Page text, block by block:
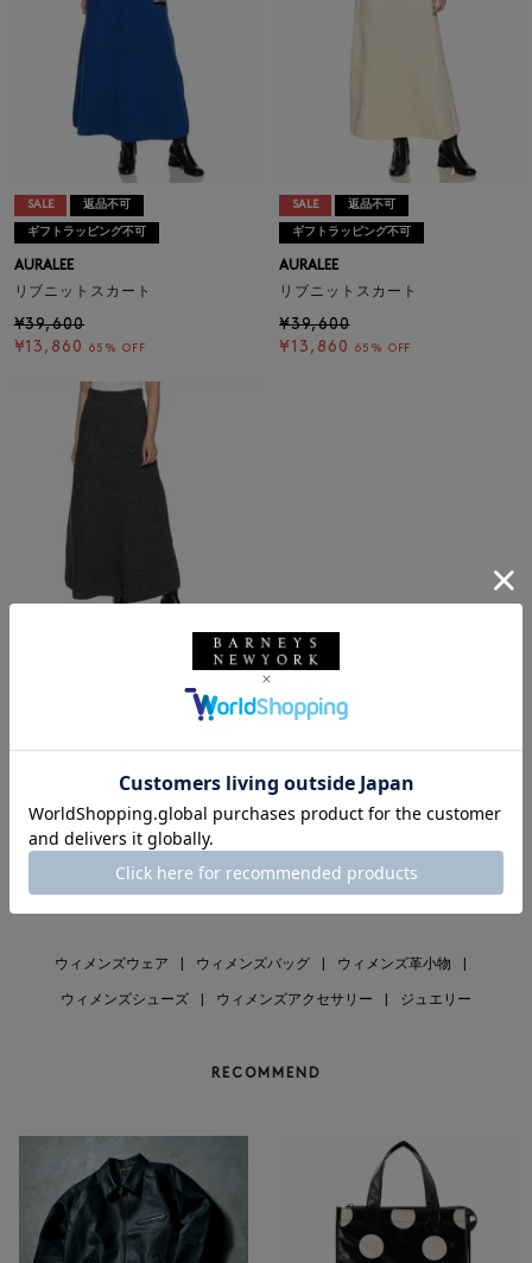
SALE 返品不可
ギフトラッピング不可
AURALEE
リブニットスカート
¥39,600
¥13,860
65% OFF
SALE 返品不可
ギフトラッピング不可
AURALEE
リブニットスカート
¥39,600
¥13,860
65% OFF
ウィメンズウェア ウィメンズバッグ ウィメンズ革小物
ウィメンズシューズ ウィメンズアクセサリー ジュエリー
RECOMMEND